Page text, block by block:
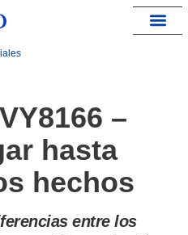
–
hasta
hechos
entre los